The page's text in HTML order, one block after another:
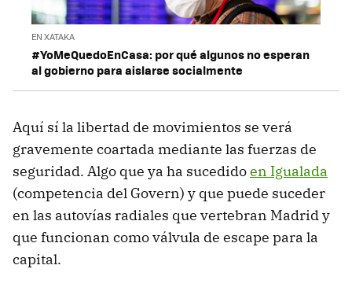
EN XATAKA
#YoMeQuedoEnCasa: por qué algunos no esperan
al gobierno para aislarse socialmente
Aquí sí la libertad de movimientos se verá
gravemente coartada mediante las fuerzas de
seguridad. Algo que ya ha sucedidoen Igualada
(competencia del Govern) y que puede suceder
en las autovías radiales que vertebran Madrid y
que funcionan como válvula de escape para la
capital.